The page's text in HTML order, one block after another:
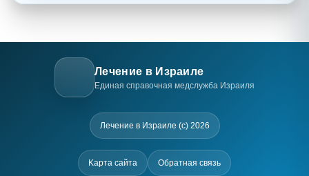
Лечение в Израиле
Единая справочная медслужба Израиля
Лечение в Израиле (c) 2026
Kарта сайта Обратная связь